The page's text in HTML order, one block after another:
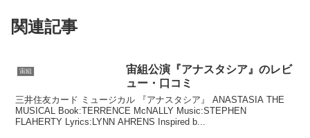
関連記事
宙組
宙組公演『アナスタシア』のレビ
ュー・口コミ
三井住友カード ミュージカル 『アナスタシア』 ANASTASIA THE
MUSICAL Book:TERRENCE McNALLY Music:STEPHEN
FLAHERTY Lyrics:LYNN AHRENS Inspired b...